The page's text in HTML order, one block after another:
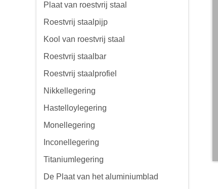
Plaat van roestvrij staal
Roestvrij staalpijp
Kool van roestvrij staal
Roestvrij staalbar
Roestvrij staalprofiel
Nikkellegering
Hastelloylegering
Monellegering
Inconellegering
Titaniumlegering
De Plaat van het aluminiumblad